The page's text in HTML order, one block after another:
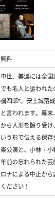
無料
中世、美濃には全
でも名人と謳われ
彌四郎”。安土城落
と言われます。幕
から人形を譲り受
いう形で伝える保
楽公演と、小林・
年前の忘れられた
ロナによる中止から
ください！